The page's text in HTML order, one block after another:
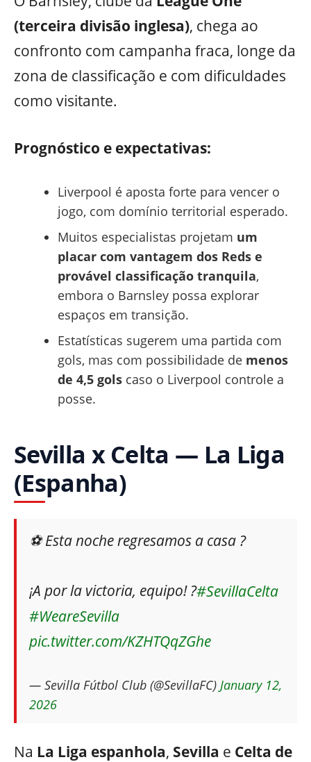
(terceira divisão inglesa), chega ao
confronto com campanha fraca, longe da
zona de classificação e com dificuldades
como visitante.
Prognóstico e expectativas:
Liverpool é aposta forte para vencer o
jogo, com domínio territorial esperado.
Muitos especialistas projetam um
placar com vantagem dos Reds e
provável classificação tranquila,
embora o Barnsley possa explorar
espaços em transição.
Estatísticas sugerem uma partida com
gols, mas com possibilidade de menos
de 4,5 golscaso o Liverpool controle a
posse.
Sevilla x Celta — La Liga
(Espanha)
⚽️ Esta noche regresamos a casa ?
¡A por la victoria, equipo! ?#SevillaCelta
#WeareSevilla
pic.twitter.com/KZHTQqZGhe
— Sevilla Fútbol Club (@SevillaFC) January 12,
2026
Na La Liga espanhola, Sevilla e Celta de